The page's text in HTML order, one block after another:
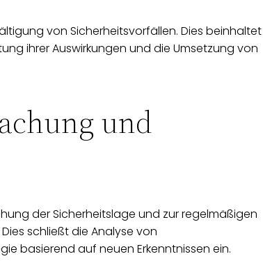
von Sicherheitsvorfällen. Dies beinhaltet
ihrer Auswirkungen und die Umsetzung von
und
der Sicherheitslage und zur regelmäßigen
schließt die Analyse von
basierend auf neuen Erkenntnissen ein.